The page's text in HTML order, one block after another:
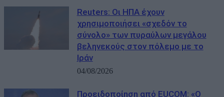
Reuters: Οι ΗΠΑ έχουν
χρησιμοποιήσει «σχεδόν το
σύνολο» των πυραύλων μεγάλου
βεληνεκούς στον πόλεμο με το
Ιράν
04/08/2026
Προειδοποίηση από EUCOM: «Ο